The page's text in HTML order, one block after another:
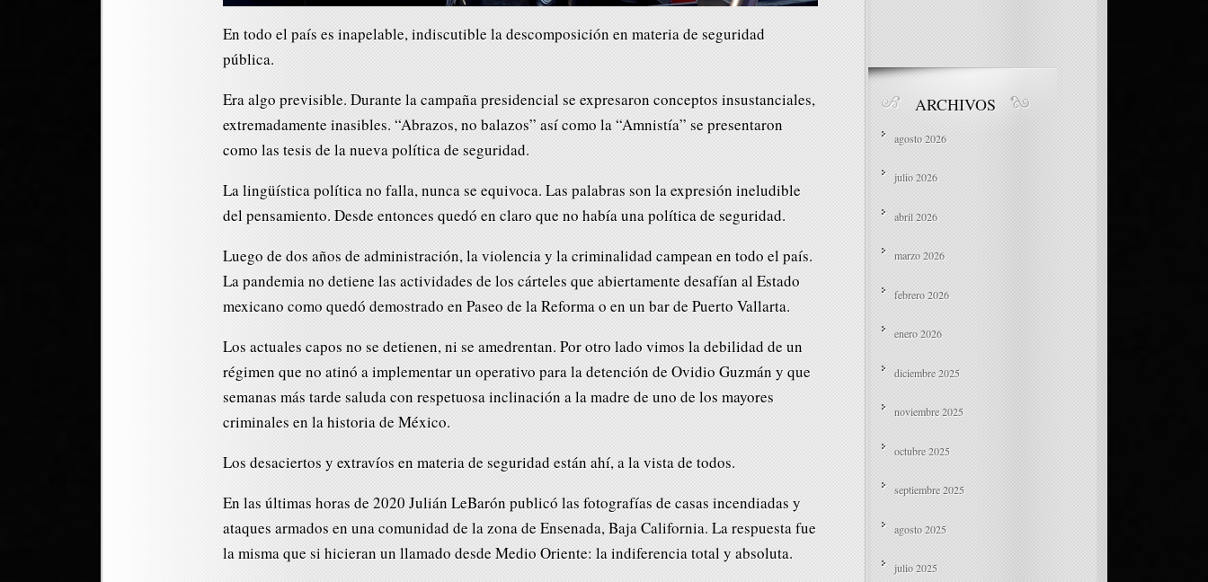
En todo el país es inapelable, indiscutible la descomposición en materia de seguridad
pública.
Era algo previsible. Durante la campaña presidencial se expresaron conceptos insustanciales,
extremadamente inasibles. “Abrazos, no balazos” así como la “Amnistía” se presentaron
como las tesis de la nueva política de seguridad.
La lingüística política no falla, nunca se equivoca. Las palabras son la expresión ineludible
del pensamiento. Desde entonces quedó en claro que no había una política de seguridad.
Luego de dos años de administración, la violencia y la criminalidad campean en todo el país.
La pandemia no detiene las actividades de los cárteles que abiertamente desafían al Estado
mexicano como quedó demostrado en Paseo de la Reforma o en un bar de Puerto Vallarta.
Los actuales capos no se detienen, ni se amedrentan. Por otro lado vimos la debilidad de un
régimen que no atinó a implementar un operativo para la detención de Ovidio Guzmán y que
semanas más tarde saluda con respetuosa inclinación a la madre de uno de los mayores
criminales en la historia de México.
Los desaciertos y extravíos en materia de seguridad están ahí, a la vista de todos.
En las últimas horas de 2020 Julián LeBarón publicó las fotografías de casas incendiadas y
ataques armados en una comunidad de la zona de Ensenada, Baja California. La respuesta fue
la misma que si hicieran un llamado desde Medio Oriente: la indiferencia total y absoluta.
ARCHIVOS
agosto 2026
julio 2026
abril 2026
marzo 2026
febrero 2026
enero 2026
diciembre 2025
noviembre 2025
octubre 2025
septiembre 2025
agosto 2025
julio 2025